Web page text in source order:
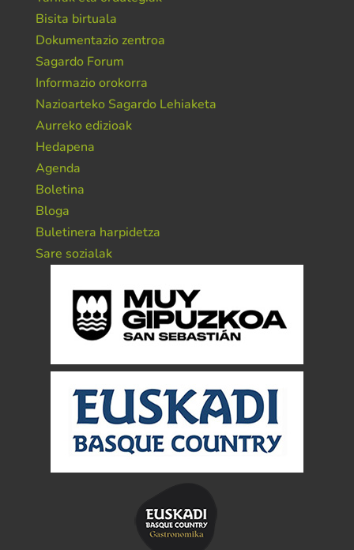
Bisita birtuala
Dokumentazio zentroa
Sagardo Forum
Informazio orokorra
Nazioarteko Sagardo Lehiaketa
Aurreko edizioak
Hedapena
Agenda
Boletina
Bloga
Buletinera harpidetza
Sare sozialak